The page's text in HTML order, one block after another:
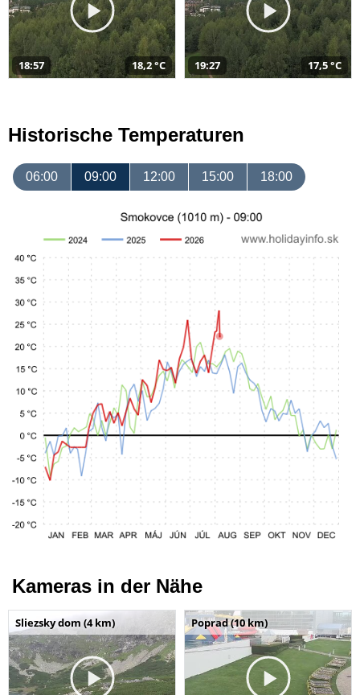
18:57 18,2 °C 19:27 17,5 °C
Historische Temperaturen
06:00 09:00 12:00 15:00 18:00
Kameras in der Nähe
Sliezsky dom (4 km) Poprad (10 km)